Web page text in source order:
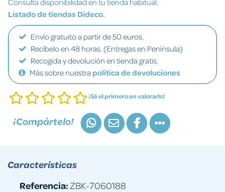
Consulta disponibilidad en tu tienda habitual.
Listado de tiendas Dideco.
Envío gratuito a partir de 50 euros.
Recíbelo en 48 horas. (Entregas en Península)
Recogida y devolución en tienda gratis.
Más sobre nuestra política de devoluciones
¡Sé el primero en valorarlo!
¡Compártelo!
Características
Referencia: ZBK-7060188